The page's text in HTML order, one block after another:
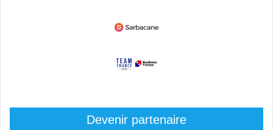
Devenir partenaire